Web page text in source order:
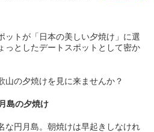
ットが「日本の美しい夕焼け」に選
っとしたデートスポットとして密か
山の夕焼けを見に来ませんか？
島の夕焼け
な円月島。朝焼けは早起きしなけれ